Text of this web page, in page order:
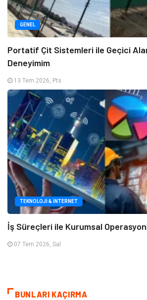
GENEL
Portatif Çit Sistemleri ile Geçici
Deneyimim
13 Tem 2026, Pts
TEKNOLOJI & İNTERNET
İş Süreçleri ile Kurumsal
07 Tem 2026, Sal
BUNLARI KAÇIRMA